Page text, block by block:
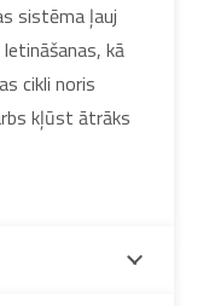
sistēma ļauj
kā
cikli noris
kļūst ātrāks